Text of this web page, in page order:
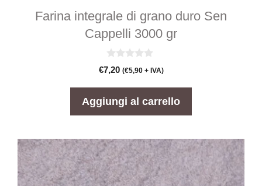
Farina integrale di grano duro Sen
Cappelli 3000 gr
0
s
€7,20 (€5,90+ IVA)
Aggiungi al carrello